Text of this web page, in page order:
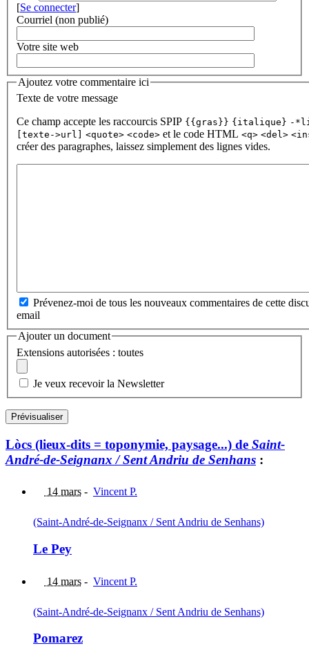
[Se connecter]
Courriel (non publié)
Votre site web
Ajoutez votre commentaire ici
Texte de votre message
Ce champ accepte les raccourcis SPIP {{gras}} {italique} -
[texte->url]
<quote> <code> et le code HTML <q> <del>
créer des paragraphes, laissez simplement des lignes vides.
Prévenez-moi de tous les nouveaux commentaires de cette
email
Ajouter un document
Extensions autorisées : toutes
Je veux recevoir la Newsletter
Lòcs (lieux-dits = toponymie, paysage...) de Saint-
André-de-Seignanx / Sent Andriu de Senhans :
14 mars - Vincent P.
(Saint-André-de-Seignanx / Sent Andriu de Senhans)
Le Pey
14 mars - Vincent P.
(Saint-André-de-Seignanx / Sent Andriu de Senhans)
Pomarez